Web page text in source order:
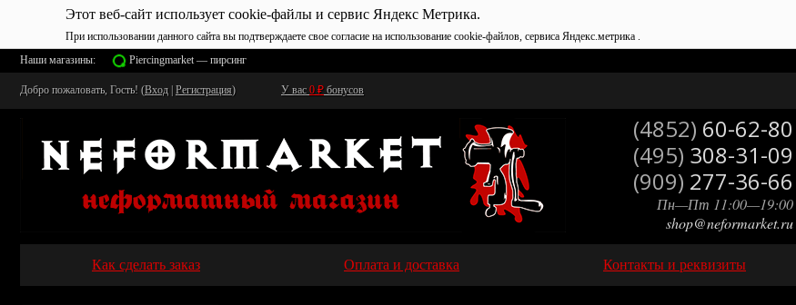
Этот веб-сайт использует cookie-файлы и сервис Яндекс Метрика.
При использовании данного сайта вы подтверждаете свое согласие на использование cookie-файлов, сервиса Яндекс.метрика .
Наши магазины: Piercingmarket — пирсинг
Добро пожаловать, Гость! (Вход Регистрация) У вас 0 ₽ бонусов
(4852) 60-62-80
(495) 308-31-09
(909) 277-36-66
Пн—Пт 11:00—19:00
shop@neformarket.ru
Как сделать заказ Оплата и доставка Контакты и реквизиты